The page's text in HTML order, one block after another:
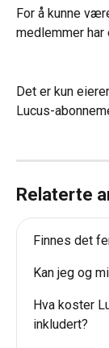
For å kunne
medlemmer har
Det er kun
Lucus-
Relaterte
Finnes det
Kan jeg og
Hva koster
inkludert?